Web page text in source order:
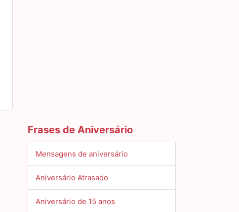
Frases de Aniversário
Mensagens de aniversário
Aniversário Atrasado
Aniversário de 15 anos